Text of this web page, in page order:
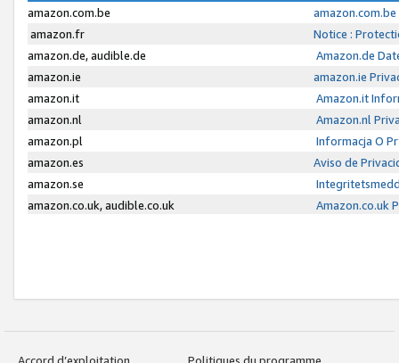
amazon.com.be
amazon.fr
Notice :
amazon.de, audible.de
Amazon.de
amazon.ie
amazon.ie
amazon.it
Amazon.it
amazon.nl
Amazon.nl
amazon.pl
Informacja O
amazon.es
Aviso de
amazon.se
amazon.co.uk, audible.co.uk
Amazon.co.uk
Accord d’exploitation
Politiques du programme